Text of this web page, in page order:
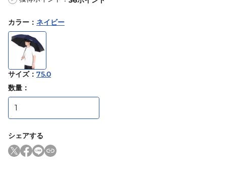
カラー ： ネイビー
サイズ： 75.0
数量：
シェアする